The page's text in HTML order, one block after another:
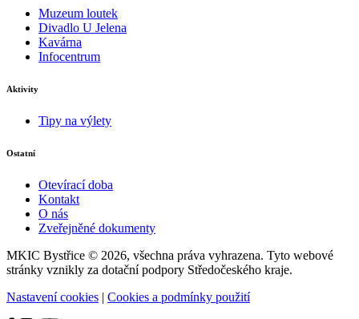
Muzeum loutek
Divadlo U Jelena
Kavárna
Infocentrum
Aktivity
Tipy na výlety
Ostatní
Otevírací doba
Kontakt
O nás
Zveřejněné dokumenty
MKIC Bystřice © 2026, všechna práva vyhrazena. Tyto webové
stránky vznikly za dotační podpory Středočeského kraje.
Nastavení cookies | Cookies a podmínky použití